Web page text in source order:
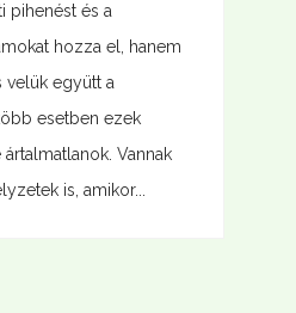
pihenést és a
hozza el, hanem
velük együtt a
esetben ezek
Vannak
is, amikor...